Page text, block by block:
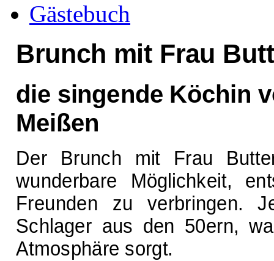
Gästebuch
Brunch mit Frau
die singende Köchin
Meißen
Der Brunch mit Frau
wunderbare Möglichkeit,
Freunden zu verbringen.
Schlager aus den 50ern,
Atmosphäre sorgt.